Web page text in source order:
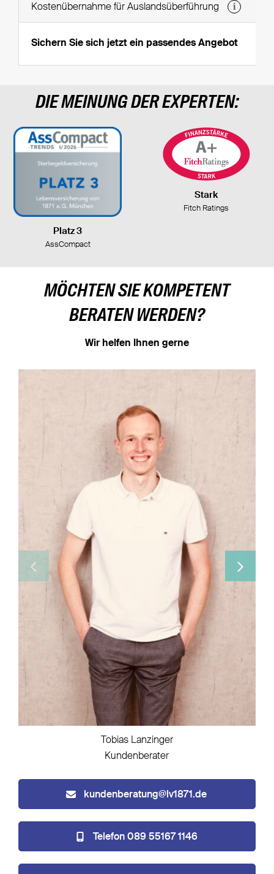
Kostenübernahme für Auslandsüberführung i
Sichern Sie sich jetzt ein passendes Angebot
DIE MEINUNG DER EXPERTEN:
Platz 3
AssCompact
Stark
Fitch Ratings
MÖCHTEN SIE KOMPETENT
BERATEN WERDEN?
Wir helfen Ihnen gerne
Tobias Lanzinger
Kundenberater
kundenberatung@lv1871.de
Telefon 089 55167 1146